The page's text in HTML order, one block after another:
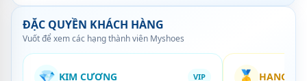
ĐẶC QUYỀN KHÁCH HÀNG
Vuốt để xem các hạng thành viên Myshoes
💎 KIM CƯƠNG VIP 🥇 HẠNG